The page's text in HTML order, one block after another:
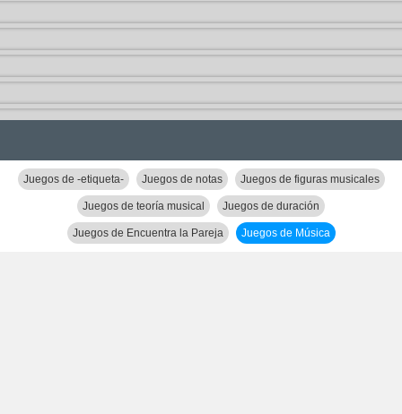
Juegos de -etiqueta- Juegos de notas Juegos de figuras musicales
Juegos de teoría musical Juegos de duración
Juegos de Encuentra la Pareja Juegos de Música